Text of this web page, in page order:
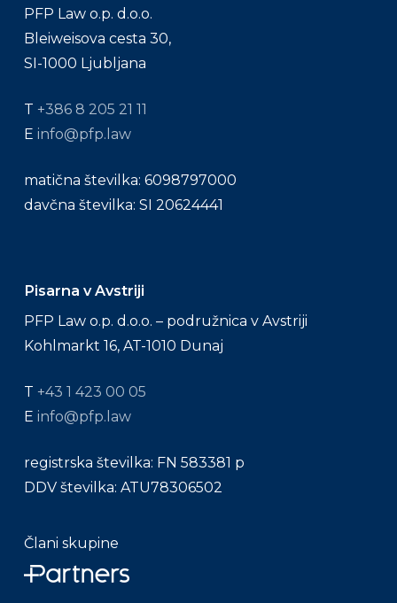
PFP Law o.p. d.o.o.
Bleiweisova cesta 30,
SI-1000 Ljubljana
T +386 8 205 21 11
E info@pfp.law
matična številka: 6098797000
davčna številka: SI 20624441
Pisarna v Avstriji
PFP Law o.p. d.o.o. – podružnica v Avstriji
Kohlmarkt 16, AT-1010 Dunaj
T +43 1 423 00 05
E info@pfp.law
registrska številka: FN 583381 p
DDV številka: ATU78306502
Člani skupine